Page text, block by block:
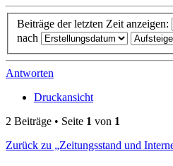
Beiträge der letzten Zeit anzeigen:
nach
Antworten
Druckansicht
2 Beiträge • Seite 1 von 1
Zurück zu „Zeitungsstand und